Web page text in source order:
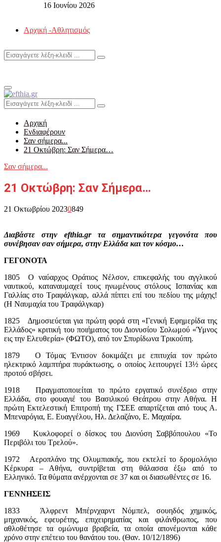
16 Ιουνίου 2026
Αρχική -Αθλητισμός
Search
Search
Primary
Menu
Search
for:
Search
Αρχική
Ενδιαφέρουν
Σαν σήμερα...
21 Οκτώβρη: Σαν Σήμερα…
Σαν σήμερα...
21 Οκτώβρη: Σαν Σήμερα…
21 Οκτωβρίου 20230849
Διαβάστε στην efthia.gr τα σημαντικότερα γεγονότα που
συνέβησαν σαν σήμερα, στην Ελλάδα και τον κόσμο…
ΓΕΓΟΝΟΤΑ
1805 Ο ναύαρχος Οράτιος Νέλσον, επικεφαλής του αγγλικού
ναυτικού, καταναυμαχεί τους ηνωμένους στόλους Ισπανίας και
Γαλλίας στο Τραφάλγκαρ, αλλά πίπτει επί του πεδίου της μάχης!
(Η Ναυμαχία του Τραφάλγκαρ)
1825 Δημοσιεύεται για πρώτη φορά στη «Γενική Εφημερίδα της
Ελλάδος» κριτική του ποιήματος του Διονυσίου Σολωμού «Ύμνος
εις την Ελευθερία» (ΦΩΤΟ), από τον Σπυρίδωνα Τρικούπη.
1879 Ο Τόμας Έντισον δοκιμάζει με επιτυχία τον πρώτο
ηλεκτρικό λαμπτήρα πυράκτωσης, ο οποίος λειτουργεί 13½ ώρες
προτού σβήσει.
1918 Πραγματοποιείται το πρώτο εργατικό συνέδριο στην
Ελλάδα, στο φουαγιέ του Βασιλικού Θεάτρου στην Αθήνα. Η
πρώτη Εκτελεστική Επιτροπή της ΓΣΕΕ απαρτίζεται από τους Α.
Μπεναρόγια, Ε. Ευαγγέλου, Ηλ. Δελαζάνο, Ε. Μαχαίρα.
1969 Κυκλοφορεί ο δίσκος του Διονύση Σαββόπουλου «Το
Περιβόλι του Τρελού».
1972 Αεροπλάνο της Ολυμπιακής, που εκτελεί το δρομολόγιο
Κέρκυρα – Αθήνα, συντρίβεται στη θάλασσα έξω από το
Ελληνικό. Τα θύματα ανέρχονται σε 37 και οι διασωθέντες σε 16.
ΓΕΝΝΗΣΕΙΣ
1833 Άλφρεντ Μπέρνχαρντ Νόμπελ, σουηδός χημικός,
μηχανικός, εφευρέτης, επιχειρηματίας και φιλάνθρωπος, που
αθλοθέτησε τα ομώνυμα βραβεία, τα οποία απονέμονται κάθε
χρόνο στην επέτειο του θανάτου του. (Θαν. 10/12/1896)